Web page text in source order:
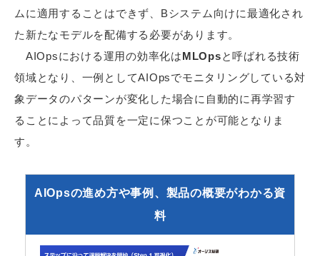
ムに適用することはできず、Bシステム向けに最適化され
た新たなモデルを配備する必要があります。
AIOpsにおける運用の効率化はMLOpsと呼ばれる技術
領域となり、一例としてAIOpsでモニタリングしている対
象データのパターンが変化した場合に自動的に再学習す
ることによって品質を一定に保つことが可能となりま
す。
AIOpsの進め方や事例、製品の概要がわかる資
料